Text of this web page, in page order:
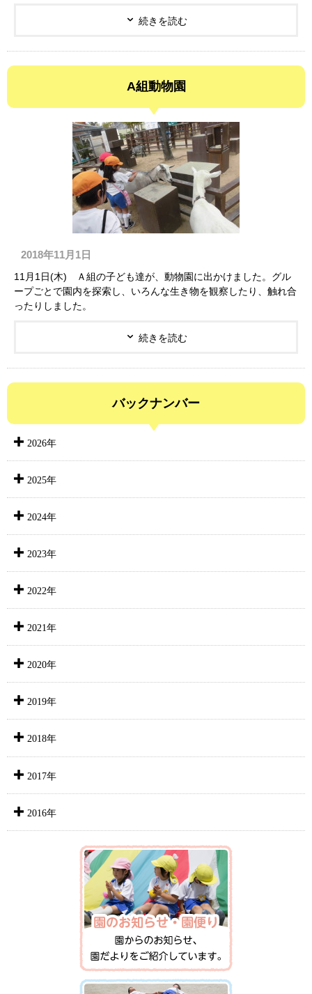
続きを読む
A組動物園
2018年11月1日
11月1日(木) Ａ組の子ども達が、動物園に出かけました。グル
ープごとで園内を探索し、いろんな生き物を観察したり、触れ合
ったりしました。
続きを読む
バックナンバー
2026年
2025年
2024年
2023年
2022年
2021年
2020年
2019年
2018年
2017年
2016年